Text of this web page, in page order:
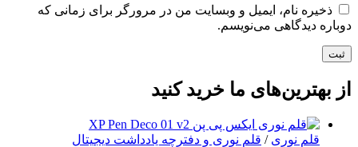
ذخیره نام، ایمیل و وبسایت من در مرورگر برای زمانی که
دوباره دیدگاهی می‌نویسم.
ثبت
از بهترین‌های ما خرید کنید
قلم نوری / قلم نوری و دفترچه یادداشت دیجیتال